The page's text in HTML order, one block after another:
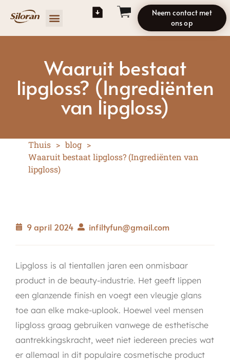
Neem contact met
ons op
Waaruit bestaat
lipgloss? (Ingrediënten
van lipgloss)
Thuis > blog >
Waaruit bestaat lipgloss? (Ingrediënten van
lipgloss)
9 april 2024 infiltyfun@gmail.com
Lipgloss is al tientallen jaren een onmisbaar
product in de beauty-industrie. Het geeft lippen
een glanzende finish en voegt een vleugje glans
toe aan elke make-uplook. Hoewel veel mensen
lipgloss graag gebruiken vanwege de esthetische
aantrekkingskracht, weet niet iedereen precies wat
er allemaal in dit populaire cosmetische product